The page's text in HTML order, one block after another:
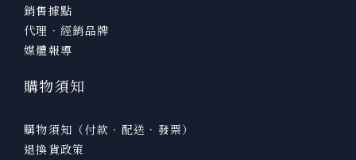
銷售據點
代理．經銷品牌
媒體報導
購物須知
購物須知（付款．配送．發票）
退換貨政策